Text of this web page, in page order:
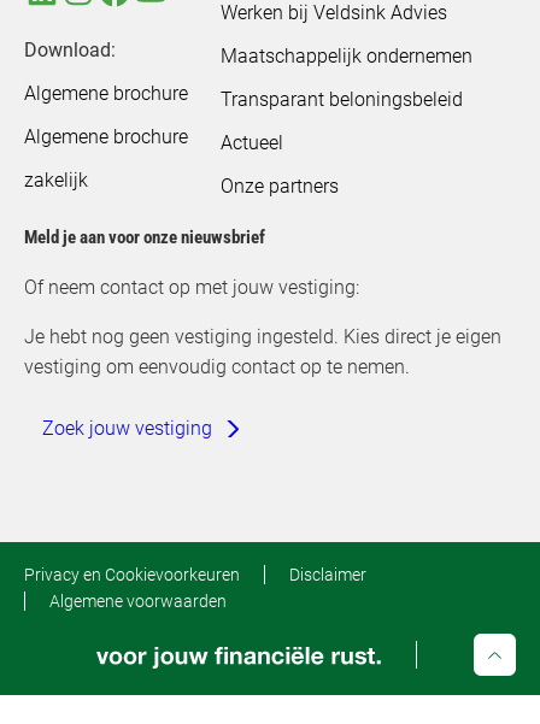
Download:
Algemene brochure
Algemene brochure
zakelijk
Werken bij Veldsink Advies
Maatschappelijk ondernemen
Transparant beloningsbeleid
Actueel
Onze partners
Meld je aan voor onze nieuwsbrief
Of neem contact op met jouw vestiging:
Je hebt nog geen vestiging ingesteld. Kies direct je eigen
vestiging om eenvoudig contact op te nemen.
Zoek jouw vestiging
Privacy en Cookievoorkeuren
Disclaimer
Algemene voorwaarden